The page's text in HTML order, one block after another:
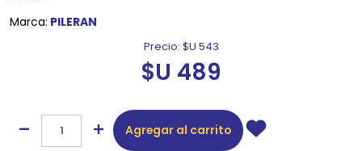
Marca: PILERAN
Precio: $U 543
$U 489
Agregar al carrito